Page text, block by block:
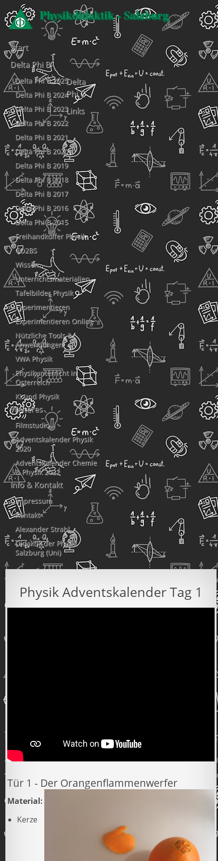
Physikdidaktik - Salzburg
Start
Delta Phi B
Delta Phi B 2025
Delta Phi B 2024
Delta Phi B 2023
Delta Phi B 2022
Delta Phi B 2021
Delta Phi B 2020
Delta Phi B 2019
Delta Phi B 2018
Delta Phi B 2017
Delta Phi B 2016
Delta Phi B 2015
Delta
Phi C
Freihandkoffer Physik
CO2BS
Links
Wissen
Unterrichtsmaterialien
Tafelbilder Physik
Experimentieren
Experimentieren Online
Nützliche Tools &
Anwendungen
VWA Physik
Physikunterricht in
Österreich
KI und Physik
Weiteres
Filmstudio
Adventskalender Physik
2020
Adventskalender Chemie
& Physik 2022
Info & Kontakt
Impressum
Kontakt
Alexander Strahl
Didaktik der Physik
Salzburg (Uni)
Physik Adventskalender Tag 1
Tür 1 - Der Orangenflammenwerfer
Material:
Kerze